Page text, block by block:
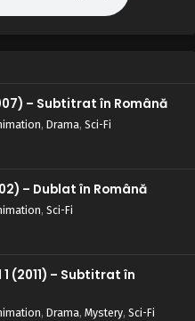
– Subtitrat în Română
, Drama, Sci-Fi
– Dublat în Română
, Sci-Fi
(2011) – Subtitrat în
, Drama, Mystery, Sci-Fi